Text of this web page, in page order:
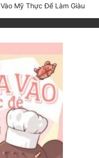
Mỹ Thực Để Làm Giàu